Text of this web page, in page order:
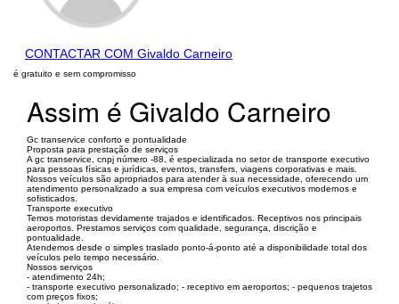
CONTACTAR COM Givaldo Carneiro
é gratuito e sem compromisso
Assim é Givaldo Carneiro
Gc transervice conforto e pontualidade
Proposta para prestação de serviços
A gc transervice, cnpj número -88, é especializada no setor de transporte executivo
para pessoas físicas e jurídicas, eventos, transfers, viagens corporativas e mais.
Nossos veículos são apropriados para atender à sua necessidade, oferecendo um
atendimento personalizado a sua empresa com veículos executivos modernos e
sofisticados.
Transporte executivo
Temos motoristas devidamente trajados e identificados. Receptivos nos principais
aeroportos. Prestamos serviços com qualidade, segurança, discrição e
pontualidade.
Atendemos desde o simples traslado ponto-á-ponto até a disponibilidade total dos
veículos pelo tempo necessário.
Nossos serviços
- atendimento 24h;
- transporte executivo personalizado; - receptivo em aeroportos; - pequenos trajetos
com preços fixos;